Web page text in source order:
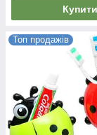
Купити
Топ продажів